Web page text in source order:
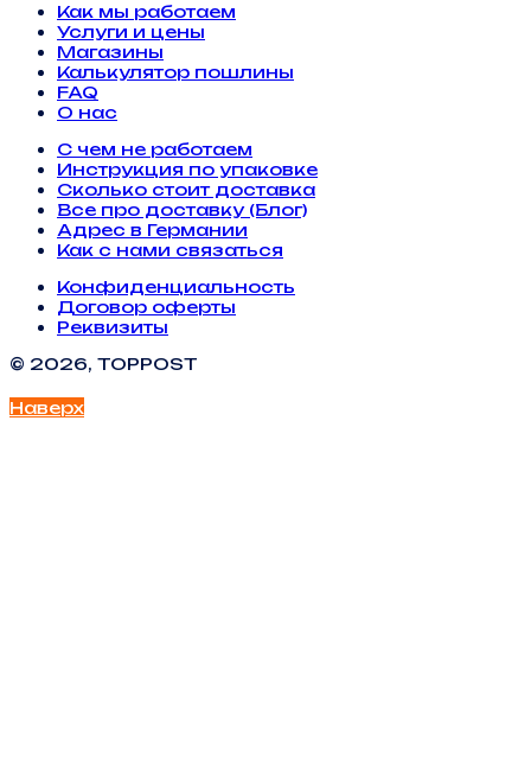
Как мы работаем
Услуги и цены
Магазины
Калькулятор пошлины
FAQ
О нас
С чем не работаем
Инструкция по упаковке
Сколько стоит доставка
Все про доставку (Блог)
Адрес в Германии
Как с нами связаться
Конфиденциальность
Договор оферты
Реквизиты
© 2026, TOPPOST
Наверх